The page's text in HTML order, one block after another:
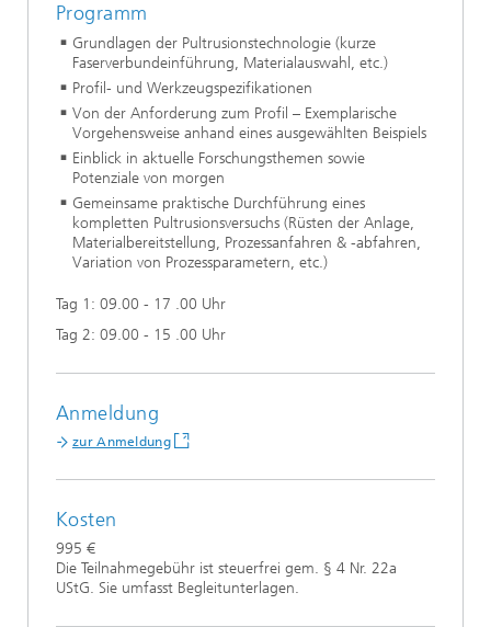
Programm
Grundlagen der Pultrusionstechnologie (kurze
Faserverbundeinführung, Materialauswahl, etc.)
Profil- und Werkzeugspezifikationen
Von der Anforderung zum Profil – Exemplarische
Vorgehensweise anhand eines ausgewählten Beispiels
Einblick in aktuelle Forschungsthemen sowie
Potenziale von morgen
Gemeinsame praktische Durchführung eines
kompletten Pultrusionsversuchs (Rüsten der Anlage,
Materialbereitstellung, Prozessanfahren & -abfahren,
Variation von Prozessparametern, etc.)
Tag 1: 09.00 - 17 .00 Uhr
Tag 2: 09.00 - 15 .00 Uhr
Anmeldung
zur Anmeldung
Kosten
995 €
Die Teilnahmegebühr ist steuerfrei gem. § 4 Nr. 22a
UStG. Sie umfasst Begleitunterlagen.